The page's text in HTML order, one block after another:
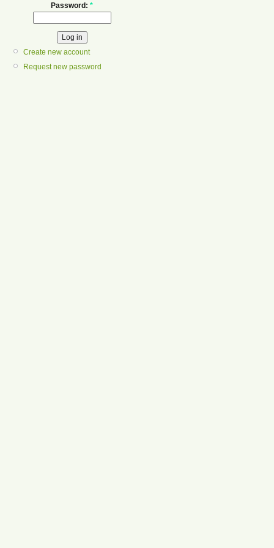
Password: *
Create new account
Request new password